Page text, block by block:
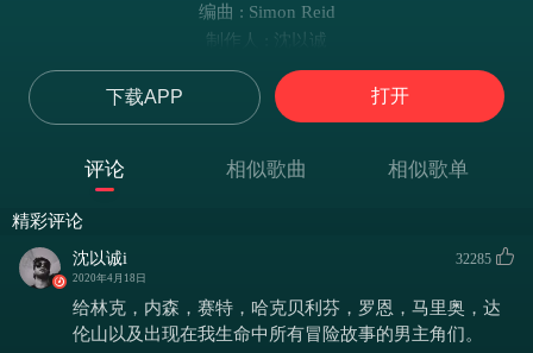
编曲 : Simon Reid
制作人 : 沈以诚
出品人 : 张葛
昨晚没有睡好
今天起得很早
你可能从未见过
万一会碰到
百年难遇见的风暴
下载APP 打开
评论 相似歌曲 相似歌单
精彩评论
沈以诚i
2020年4月18日
32285
给林克，内森，赛特，哈克贝利芬，罗恩，马里奥，达
伦山以及出现在我生命中所有冒险故事的男主角们。